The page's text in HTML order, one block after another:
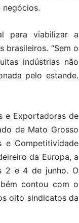
para viabilizar a
“Sem o
indústrias não
pelo estande.
e Exportadoras de
de Mato Grosso
e Competitividade
da Europa, a
2 e 4 de junho. O
contou com o
oito sindicatos da